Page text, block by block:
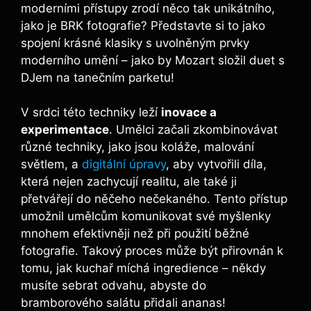
moderními přístupy‌ zrodí něco tak unikátního,
⁣jako je BRK fotografie? Představte si to jako
spojení krásné klasiky s uvolněným prvky
moderního ​umění – jako ⁣by Mozart složil duet s
DJem​ na‍ tanečním parketu!
V srdci této techniky leží⁤ inovace a⁢
experimentace. Umělci začali‌ zkombinovávat
různé techniky, jako jsou koláže, malování
světlem, a digitální úpravy, aby vytvořili ⁤díla,
⁤která⁢ nejen zachycují realitu, ⁣ale také⁤ ji
přetvářejí do něčeho nečekaného. Tento přístup‌
umožnil umělcům komunikovat své myšlenky
⁢mnohem efektivněji než při ‍použití běžné
fotografie. Takový proces může⁤ být přirovnán ​k
tomu, jak kuchař míchá ‌ingredience​ – někdy
musíte sebrat odvahu,‍ abyste do
⁢bramborového​ salátu přidali ananas!